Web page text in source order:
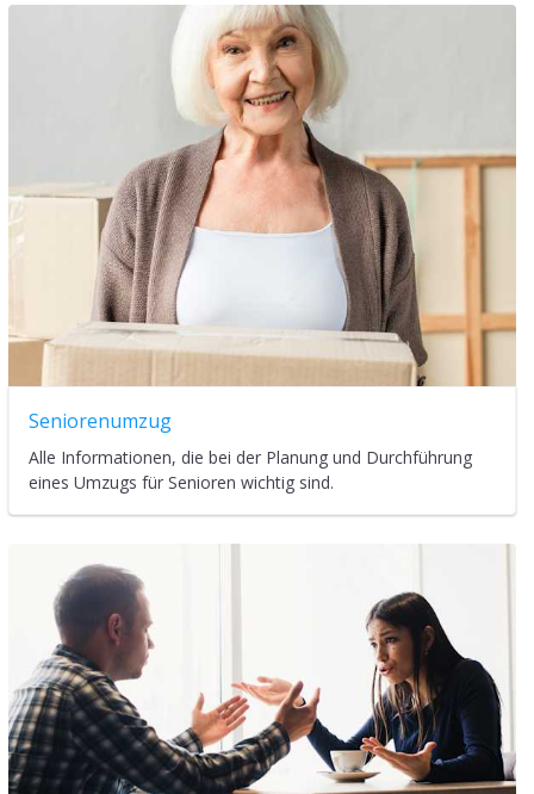
Seniorenumzug
Alle Informationen, die bei der Planung und Durchführung
eines Umzugs für Senioren wichtig sind.